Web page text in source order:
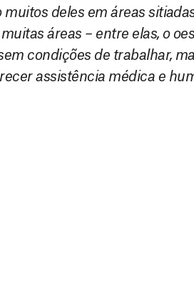
muitos deles em áreas
áreas – entre elas, o
condições de trabalhar,
assistência médica e